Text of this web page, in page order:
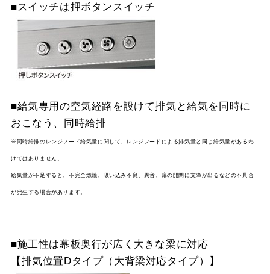
YMP465-MTD465R
SI
¥10,230（税抜価格 ￥
YMP465-MTD465L
SI
¥10,230（税抜価格 ￥
スクロールできます
■スイッチは押ボタンスイッチ
■給気専用の空気経路を設けて排気と給気を同時に
おこなう、同時給排
※同時給排のレンジフード給気量に関して、レンジフードによる排気量と同じ給気量があるわ
けではありません。
給気量が不足すると、不完全燃焼、吸い込み不良、異音、扉の開閉に支障が出るなどの不具合
が発生する場合があります。
■施工性は幕板奥行が広く大きな梁に対応
【排気位置Dタイプ（大背梁対応タイプ）】